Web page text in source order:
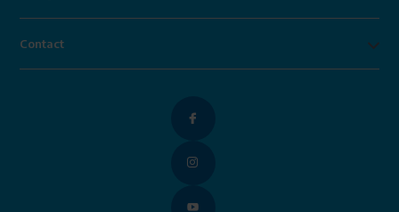
Contact